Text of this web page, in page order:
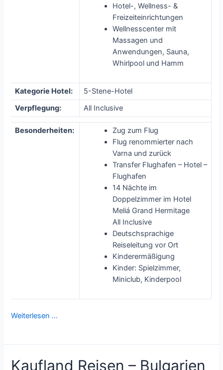
Hotel-, Wellness- &
Freizeiteinrichtungen
Wellnesscenter mit
Massagen und
Anwendungen, Sauna,
Whirlpool und Hamm
Kategorie Hotel:
5-Stene-Hotel
Verpflegung:
All Inclusive
Besonderheiten:
Zug zum Flug
Flug renommierter nach
Varna und zurück
Transfer Flughafen – Hotel –
Flughafen
14 Nächte im
Doppelzimmer im Hotel
Meliá Grand Hermitage
All Inclusive
Deutschsprachige
Reiseleitung vor Ort
Kinderermäßigung
Kinder: Spielzimmer,
Miniclub, Kinderpool
Weiterlesen …
Kaufland Reisen – Bulgarien